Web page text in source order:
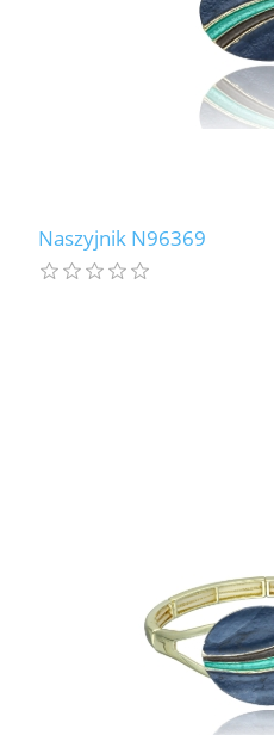
Naszyjnik N96369